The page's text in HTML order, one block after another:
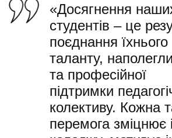
«Досягнення
студентів – це
поєднання їхнього
таланту,
та професійної
підтримки
колективу. Кожна
перемога зміцнює